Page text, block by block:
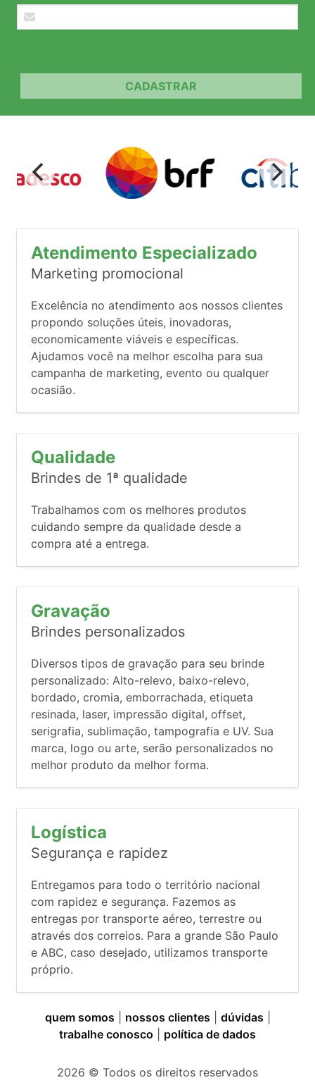
CADASTRAR
Atendimento Especializado
Marketing promocional
Excelência no atendimento aos nossos clientes
propondo soluções úteis, inovadoras,
economicamente viáveis e específicas.
Ajudamos você na melhor escolha para sua
campanha de marketing, evento ou qualquer
ocasião.
Qualidade
Brindes de 1ª qualidade
Trabalhamos com os melhores produtos
cuidando sempre da qualidade desde a
compra até a entrega.
Gravação
Brindes personalizados
Diversos tipos de gravação para seu brinde
personalizado: Alto-relevo, baixo-relevo,
bordado, cromia, emborrachada, etiqueta
resinada, laser, impressão digital, offset,
serigrafia, sublimação, tampografia e UV. Sua
marca, logo ou arte, serão personalizados no
melhor produto da melhor forma.
Logística
Segurança e rapidez
Entregamos para todo o território nacional
com rapidez e segurança. Fazemos as
entregas por transporte aéreo, terrestre ou
através dos correios. Para a grande São Paulo
e ABC, caso desejado, utilizamos transporte
próprio.
quem somos nossos clientes dúvidas
trabalhe conosco
política de dados
2026 © Todos os direitos reservados